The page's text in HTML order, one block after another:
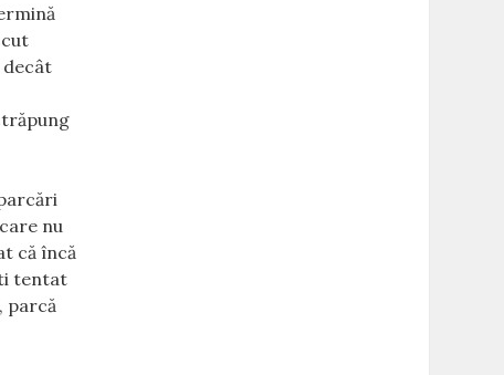
decât
nu
că încă
tentat
parcă